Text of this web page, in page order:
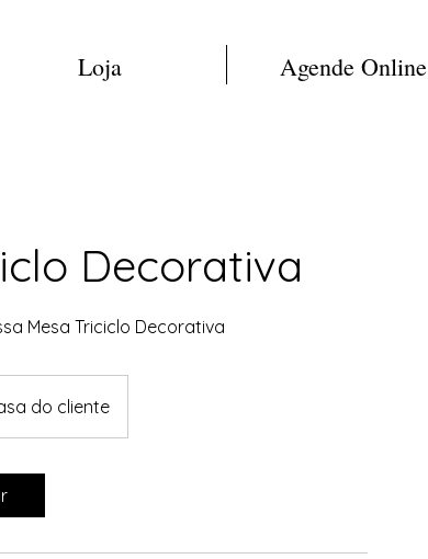
Loja Agende Online
Decorativa
Mesa Triciclo Decorativa
do cliente